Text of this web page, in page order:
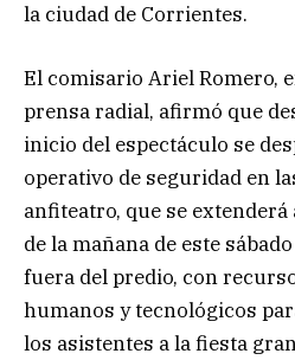
la ciudad de Corrientes.
El comisario Ariel Romero,
prensa radial, afirmó que
inicio del espectáculo se
operativo de seguridad en
anfiteatro, que se
de la mañana de este
fuera del predio, con
humanos y tecnológicos
los asistentes a la fiesta